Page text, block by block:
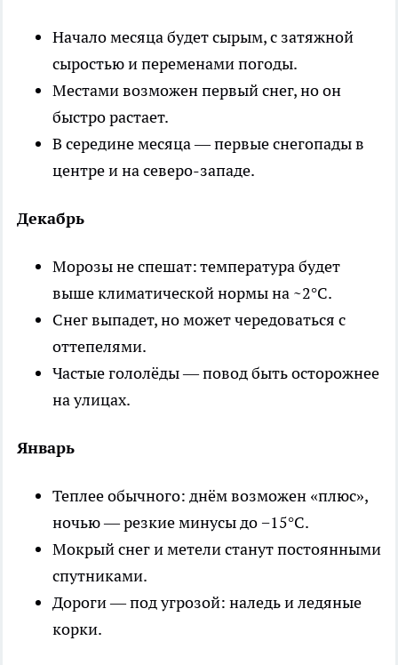
Начало месяца будет сырым, с затяжной
сыростью и переменами погоды.
Местами возможен первый снег, но он
быстро растает.
В середине месяца — первые снегопады в
центре и на северо-западе.
Декабрь
Морозы не спешат: температура будет
выше климатической нормы на ~2°C.
Снег выпадет, но может чередоваться с
оттепелями.
Частые гололёды — повод быть осторожнее
на улицах.
Январь
Теплее обычного: днём возможен «плюс»,
ночью — резкие минусы до −15°C.
Мокрый снег и метели станут постоянными
спутниками.
Дороги — под угрозой: наледь и ледяные
корки.